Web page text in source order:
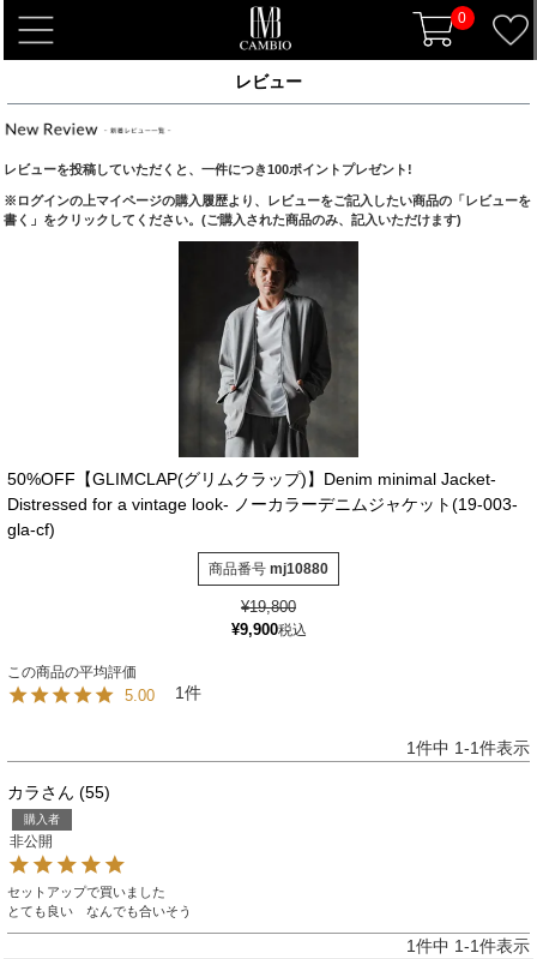
0
t
o
e
n
レビュー
レビューを投稿していただくと、一件につき100ポイントプレゼント!
※ログインの上マイページの購入履歴より、レビューをご記入したい商品の「レビューを
書く」をクリックしてください。(ご購入された商品のみ、記入いただけます)
50%OFF【GLIMCLAP(グリムクラップ)】Denim minimal Jacket-
Distressed for a vintage look- ノーカラーデニムジャケット(19-003-
gla-cf)
商品番号 mj10880
¥19,800
¥9,900税込
5.00 1
1件中 1-1件表示
カラ 55
購入者
非公開
セットアップで買いました
とても良い　なんでも合いそう
1件中 1-1件表示